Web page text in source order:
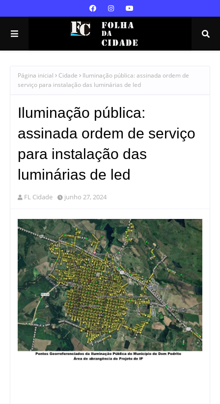
Página inicial Cidade
Iluminação pública: assinada ordem de
serviço para instalação das luminárias de led
Iluminação pública:
assinada ordem de serviço
para instalação das
luminárias de led
FL Cidade junho 27, 2024